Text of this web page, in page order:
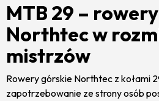
MTB 29 –
Northtec w
mistrzów
Rowery górskie Northtec z kołami
zapotrzebowanie ze strony osób